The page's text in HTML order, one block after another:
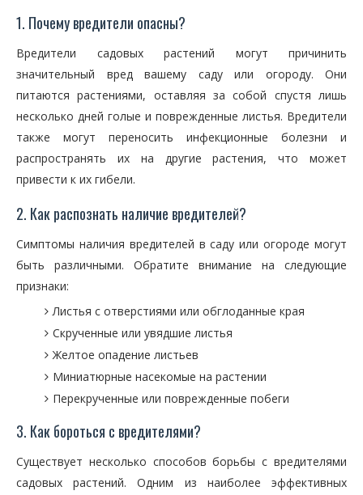
1. Почему вредители опасны?
Вредители садовых растений могут причинить
значительный вред вашему саду или огороду. Они
питаются растениями, оставляя за собой спустя лишь
несколько дней голые и поврежденные листья. Вредители
также могут переносить инфекционные болезни и
распространять их на другие растения, что может
привести к их гибели.
2. Как распознать наличие вредителей?
Симптомы наличия вредителей в саду или огороде могут
быть различными. Обратите внимание на следующие
признаки:
Листья с отверстиями или обглоданные края
Скрученные или увядшие листья
Желтое опадение листьев
Миниатюрные насекомые на растении
Перекрученные или поврежденные побеги
3. Как бороться с вредителями?
Существует несколько способов борьбы с вредителями
садовых растений. Одним из наиболее эффективных